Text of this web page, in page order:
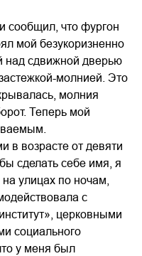
сообщил, что фургон
мой безукоризненно
над сдвижной дверью
молнией. Это
молния
Теперь мой
в возрасте от девяти
сделать себе имя, я
улицах по ночам,
с
церковными
социального
у меня был